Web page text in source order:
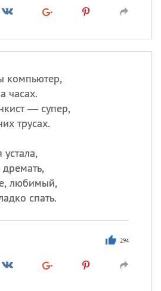
компьютер,
часах.
— супер,
трусах.
любимый,
спать.
294